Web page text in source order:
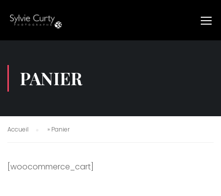
PANIER
Accueil » Panier
[woocommerce_cart]